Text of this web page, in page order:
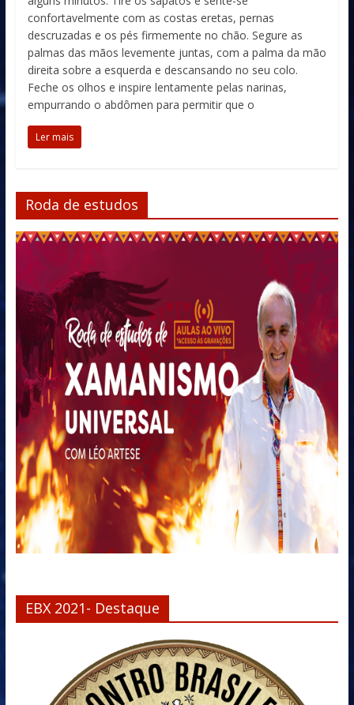
confortavelmente com as costas eretas, pernas
descruzadas e os pés firmemente no chão. Segure as
palmas das mãos levemente juntas, com a palma da mão
direita sobre a esquerda e descansando no seu colo.
Feche os olhos e inspire lentamente pelas narinas,
empurrando o abdômen para permitir que o
Ler mais
Roda de estudos
EBX 2021- Destaque